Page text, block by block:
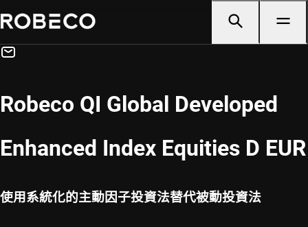
Robeco QI Global Developed
Enhanced Index Equities D EUR
使用系統化的主動因子投資法替代被動投資法